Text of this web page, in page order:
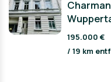
195.000 €
/ 19 km